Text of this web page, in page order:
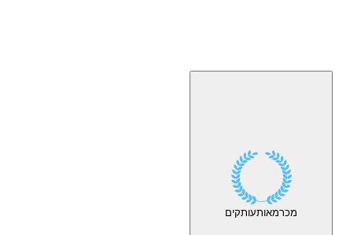
מכרמאותעותקים